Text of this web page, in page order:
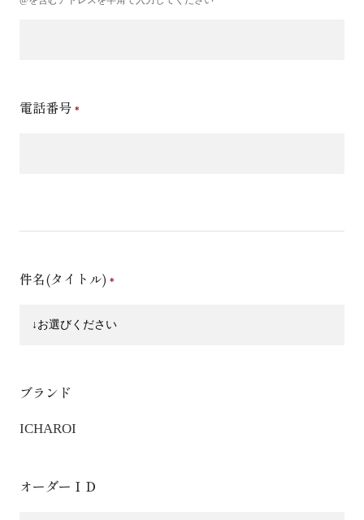
電話番号
件名(タイトル)
ブランド
ICHAROI
オーダーＩＤ